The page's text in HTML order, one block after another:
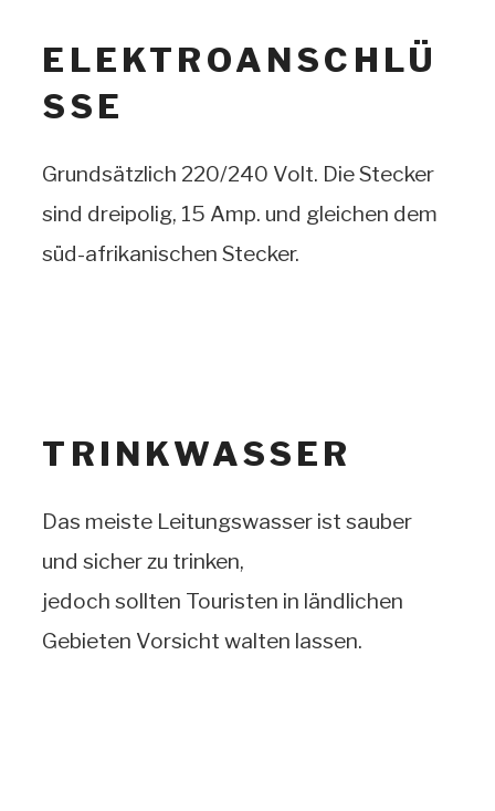
ELEKTROANSCHLÜ
SSE
Grundsätzlich 220/240 Volt. Die Stecker
sind dreipolig, 15 Amp. und gleichen dem
süd-afrikanischen Stecker.
TRINKWASSER
Das meiste Leitungswasser ist sauber
und sicher zu trinken,
jedoch sollten Touristen in ländlichen
Gebieten Vorsicht walten lassen.